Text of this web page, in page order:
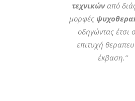
τεχνικώναπό
μορφές
οδηγώντας έτσι
επιτυχή
έκβαση.”